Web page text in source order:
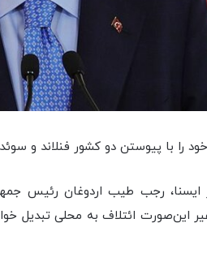
را با پیوستن دو کشور فنلاند و سوئد
ایسنا، رجب طیب اردوغان رئیس
این‌صورت ائتلاف به محلی تبدیل